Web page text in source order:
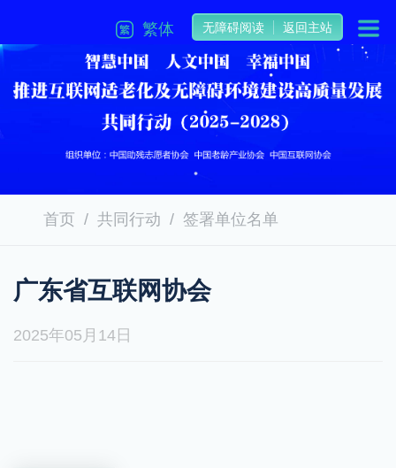
繁体 无障碍阅读 返回主站
首页 共同行动 签署单位名单
广东省互联网协会
2025年05月14日